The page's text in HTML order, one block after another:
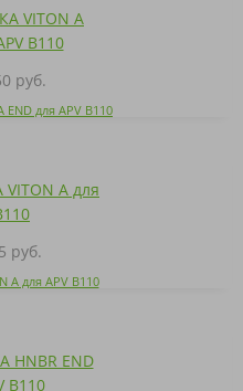
руб.
для APV B110
руб.
для APV B110